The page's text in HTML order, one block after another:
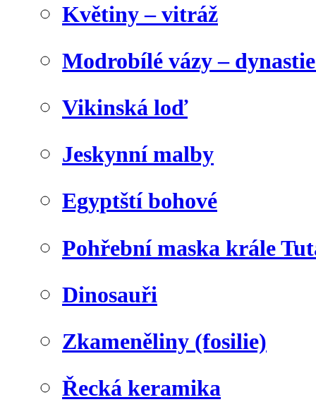
Květiny – vitráž
Modrobílé vázy –
Vikinská loď
Jeskynní malby
Egyptští bohové
Pohřební maska krále
Dinosauři
Zkameněliny (fosilie)
Řecká keramika